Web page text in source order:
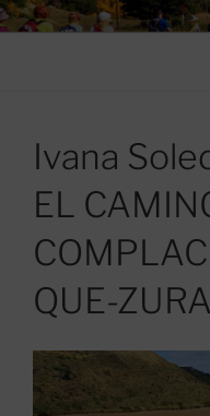
Saltar
al
CAMINO
Ivana
EL
QUE-